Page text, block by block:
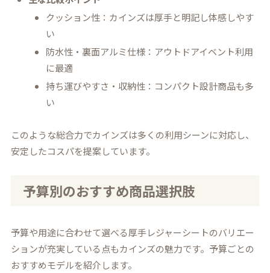
クッション性：カインズは厚手と明記し体感しやす
い
防水性・裏面アルミ仕様：アウトドアイベント利用
に最適
持ち運びやすさ・収納性：コンパクト設計商品も多
い
このような総合力でカインズは多くの利用シーンに対応し、
安定したコスパを提案しています。
予算別のおすすめ商品選択肢
予算や用途に合わせて選べる厚手レジャーシートのバリエー
ションが充実している点もカインズの魅力です。予算ごとの
おすすめモデルを紹介します。